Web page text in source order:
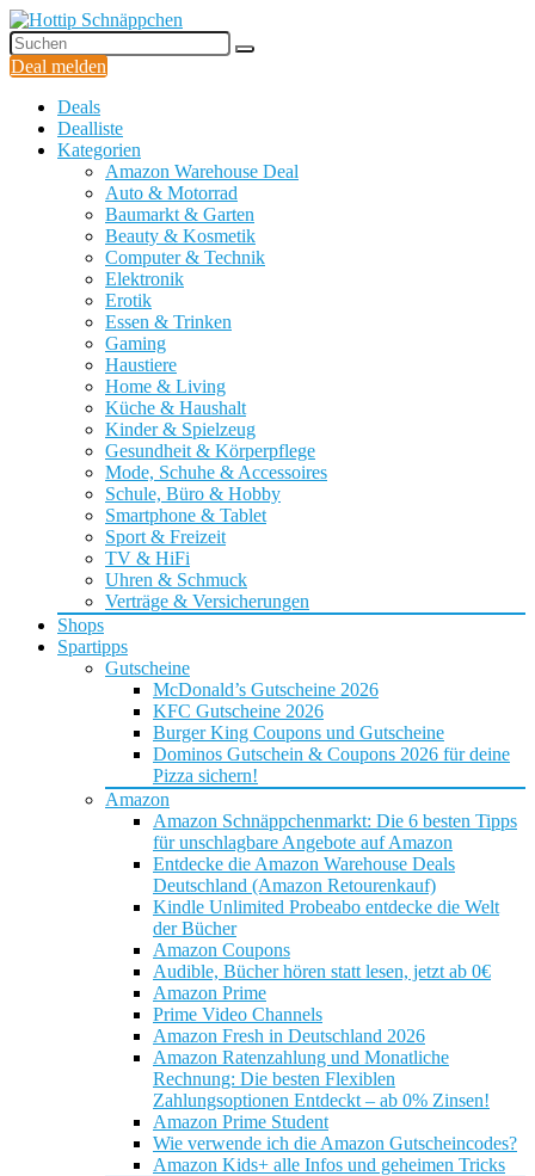
Deal melden
Deals
Dealliste
Kategorien
Amazon Warehouse Deal
Auto & Motorrad
Baumarkt & Garten
Beauty & Kosmetik
Computer & Technik
Elektronik
Erotik
Essen & Trinken
Gaming
Haustiere
Home & Living
Küche & Haushalt
Kinder & Spielzeug
Gesundheit & Körperpflege
Mode, Schuhe & Accessoires
Schule, Büro & Hobby
Smartphone & Tablet
Sport & Freizeit
TV & HiFi
Uhren & Schmuck
Verträge & Versicherungen
Shops
Spartipps
Gutscheine
McDonald’s Gutscheine 2026
KFC Gutscheine 2026
Burger King Coupons und Gutscheine
Dominos Gutschein & Coupons 2026 für deine
Pizza sichern!
Amazon
Amazon Schnäppchenmarkt: Die 6 besten Tipps
für unschlagbare Angebote auf Amazon
Entdecke die Amazon Warehouse Deals
Deutschland (Amazon Retourenkauf)
Kindle Unlimited Probeabo entdecke die Welt
der Bücher
Amazon Coupons
Audible, Bücher hören statt lesen, jetzt ab 0€
Amazon Prime
Prime Video Channels
Amazon Fresh in Deutschland 2026
Amazon Ratenzahlung und Monatliche
Rechnung: Die besten Flexiblen
Zahlungsoptionen Entdeckt – ab 0% Zinsen!
Amazon Prime Student
Wie verwende ich die Amazon Gutscheincodes?
Amazon Kids+ alle Infos und geheimen Tricks